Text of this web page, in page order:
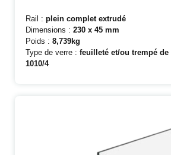
Rail : plein complet extrudé
Dimensions : 230 x 45 mm
Poids : 8,739kg
Type de verre : feuilleté et/ou trempé de
1010/4